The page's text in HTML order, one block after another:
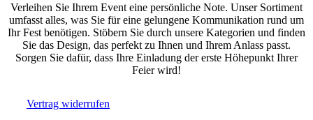
Verleihen Sie Ihrem Event eine persönliche Note. Unser Sortiment
umfasst alles, was Sie für eine gelungene Kommunikation rund um
Ihr Fest benötigen. Stöbern Sie durch unsere Kategorien und finden
Sie das Design, das perfekt zu Ihnen und Ihrem Anlass passt.
Sorgen Sie dafür, dass Ihre Einladung der erste Höhepunkt Ihrer
Feier wird!
Vertrag widerrufen